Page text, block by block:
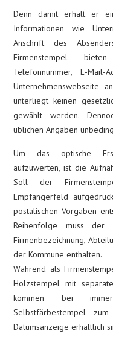
Denn damit erhält er
Informationen wie
Anschrift des
Firmenstempel
Telefonnummer, E-
Unternehmenswebseite
unterliegt keinen
gewählt werden.
üblichen Angaben
Um das optische
aufzuwerten, ist die
Soll der
Empfängerfeld
postalischen Vorgaben
Reihenfolge muss
Firmenbezeichnung,
der Kommune enthalten.
Während als
Holzstempel mit
kommen bei
Selbstfärbestempel
Datumsanzeige erhältlich